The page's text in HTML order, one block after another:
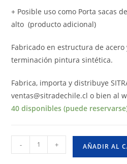
+ Posible uso como Porta sacas
alto (producto adicional)
Fabricado en estructura de acero
terminación pintura sintética.
Fabrica, importa y distribuye
ventas@sitradechile.cl o bien al
40 disponibles (puede
- + AÑADIR AL